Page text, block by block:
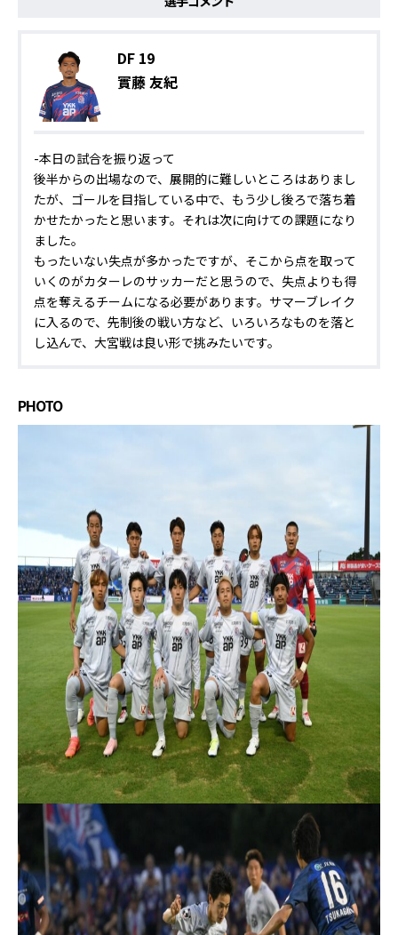
DF 19
實藤 友紀
-本日の試合を振り返って
後半からの出場なので、展開的に難しいところはありまし
たが、ゴールを目指している中で、もう少し後ろで落ち着
かせたかったと思います。それは次に向けての課題になり
ました。
もったいない失点が多かったですが、そこから点を取って
いくのがカターレのサッカーだと思うので、失点よりも得
点を奪えるチームになる必要があります。サマーブレイク
に入るので、先制後の戦い方など、いろいろなものを落と
し込んで、大宮戦は良い形で挑みたいです。
PHOTO